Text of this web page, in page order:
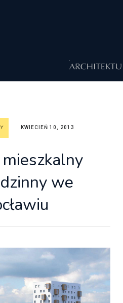
mieszkalny wielorodzinny
KWIECIEŃ 10, 2013
we